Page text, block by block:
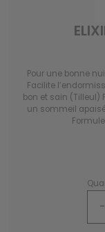
Pour une bonne
Facilite
bon et sain (Tilleul)
un sommeil
-